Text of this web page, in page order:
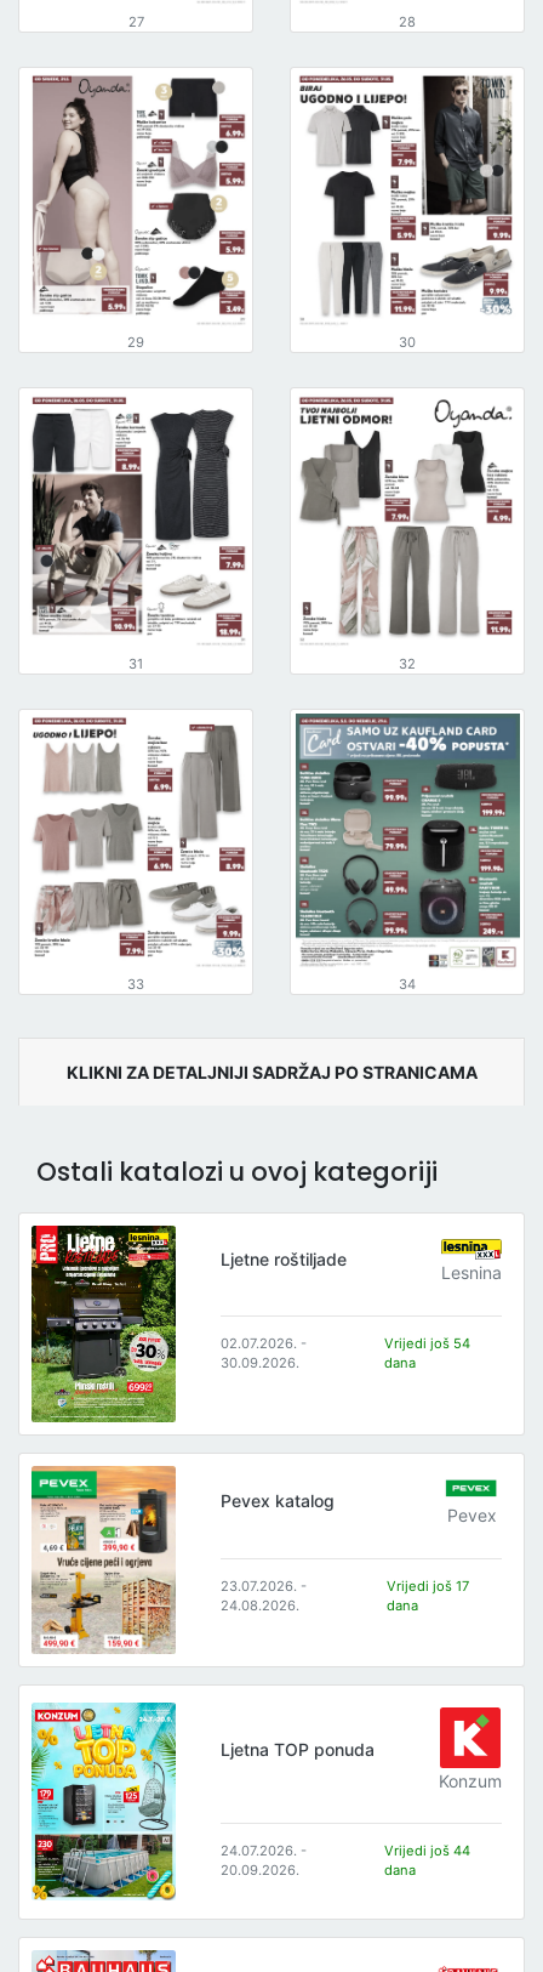
27 28
29 30
31 32
33 34
KLIKNI ZA DETALJNIJI SADRŽAJ PO STRANICAMA
Ostali katalozi u ovoj kategoriji
Ljetne roštiljade
Lesnina
02.07.2026. -
30.09.2026.
Vrijedi još 54
dana
Pevex katalog
Pevex
23.07.2026. -
24.08.2026.
Vrijedi još 17
dana
Ljetna TOP ponuda
Konzum
24.07.2026. -
20.09.2026.
Vrijedi još 44
dana